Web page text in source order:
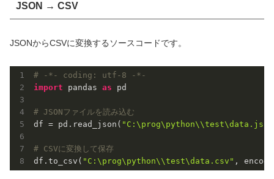
JSON → CSV
JSONからCSVに変換するソースコードです。
# -*- coding: utf-8 -*-
import pandas as pd
# JSONファイルを読み込む
df = pd.read_json(
# CSVに変換して保存
df.to_csv( "C:\prog\python\\test\data.csv" ,